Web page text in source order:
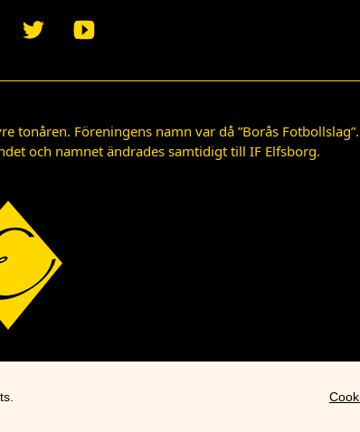
tonåren. Föreningens namn var då ”Borås Fotbollslag”.
och namnet ändrades samtidigt till IF Elfsborg.